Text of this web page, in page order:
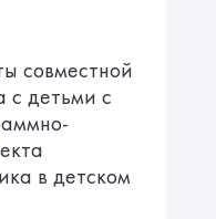
совместной
с детьми с
в детском